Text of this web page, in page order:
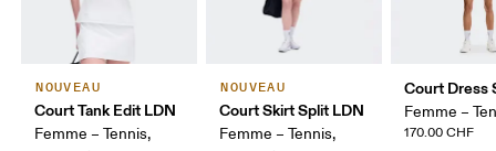
NOUVEAU
Court Tank Edit LDN
Femme – Tennis,
NOUVEAU
Court Skirt Split LDN
Femme – Tennis,
Court Dress
Femme –
170.00 CHF